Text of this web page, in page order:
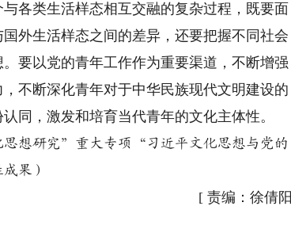
各类生活样态相互交融的复杂过程，既要面
外生活样态之间的差异，还要把握不同社会
要以党的青年工作作为重要渠道，不断增强
不断深化青年对于中华民族现代文明建设的
同，激发和培育当代青年的文化主体性。
想研究”重大专项“习近平文化思想与党的
果）
[ 责编：徐倩阳